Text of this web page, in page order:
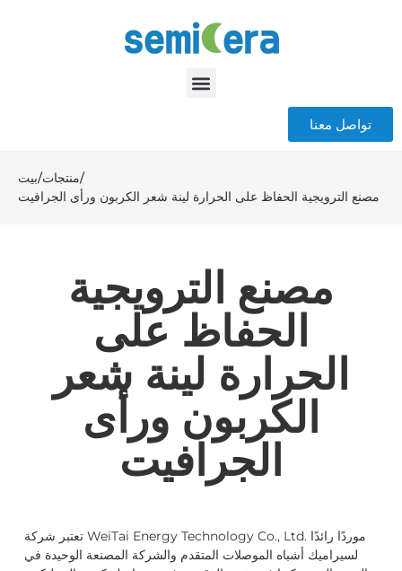
تواصل معنا
بيت/منتجات/
مصنع الترويجية الحفاظ على الحرارة لينة شعر الكربون ورأى الجرافيت
مصنع الترويجية
الحفاظ على
الحرارة لينة شعر
الكربون ورأى
الجرافيت
تعتبر شركة WeiTai Energy Technology Co., Ltd. موردًا رائدًا
لسيراميك أشباه الموصلات المتقدم والشركة المصنعة الوحيدة في